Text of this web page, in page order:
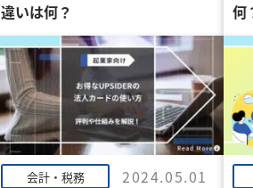
違いは何？
何
会計・税務
2024.05.01